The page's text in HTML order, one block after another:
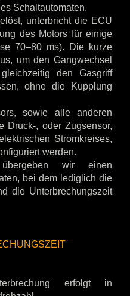
Schaltautomaten.
unterbricht die ECU
des Motors für einige
70–80 ms). Die kurze
um den Gangwechsel
den Gasgriff
ohne die Kupplung
sowie alle anderen
Druck-, oder Zugsensor,
Stromkreises,
werden.
wir einen
bei dem lediglich die
die Unterbrechungszeit
erfolgt in